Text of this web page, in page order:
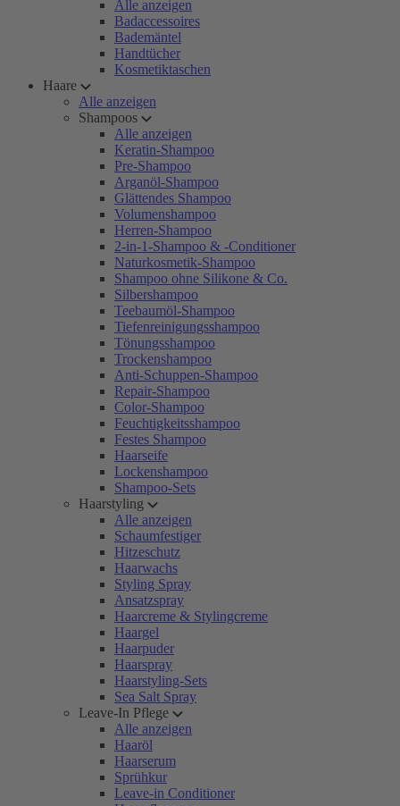
Alle anzeigen
Badaccessoires
Bademäntel
Handtücher
Kosmetiktaschen
Haare
Alle anzeigen
Shampoos
Alle anzeigen
Keratin-Shampoo
Pre-Shampoo
Arganöl-Shampoo
Glättendes Shampoo
Volumenshampoo
Herren-Shampoo
2-in-1-Shampoo & -Conditioner
Naturkosmetik-Shampoo
Shampoo ohne Silikone & Co.
Silbershampoo
Teebaumöl-Shampoo
Tiefenreinigungsshampoo
Tönungsshampoo
Trockenshampoo
Anti-Schuppen-Shampoo
Repair-Shampoo
Color-Shampoo
Feuchtigkeitsshampoo
Festes Shampoo
Haarseife
Lockenshampoo
Shampoo-Sets
Haarstyling
Alle anzeigen
Schaumfestiger
Hitzeschutz
Haarwachs
Styling Spray
Ansatzspray
Haarcreme & Stylingcreme
Haargel
Haarpuder
Haarspray
Haarstyling-Sets
Sea Salt Spray
Leave-In Pflege
Alle anzeigen
Haaröl
Haarserum
Sprühkur
Leave-in Conditioner